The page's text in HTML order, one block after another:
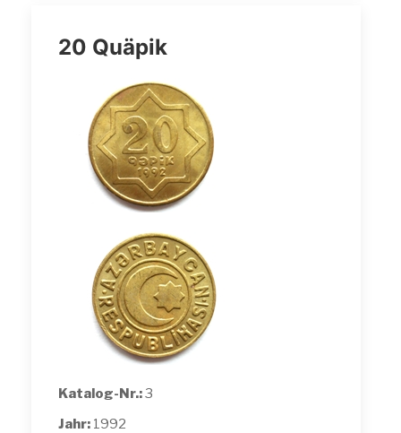
20 Quäpik
Katalog-Nr.:3
Jahr: 1992